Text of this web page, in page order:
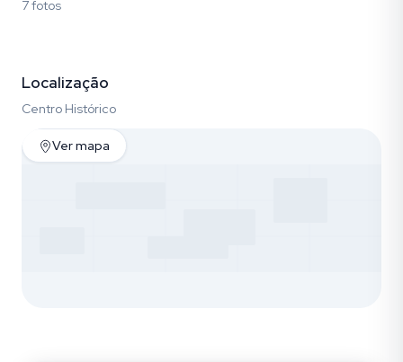
7 fotos
Localização
Centro Histórico
Ver mapa